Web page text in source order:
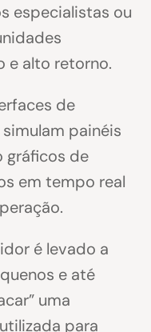
especialistas ou
e alto retorno.
de
painéis
gráficos de
em tempo real
é levado a
e até
uma
para